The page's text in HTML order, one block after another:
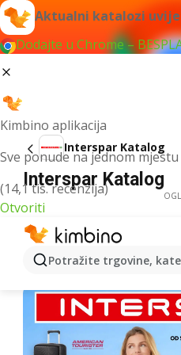
Aktualni katalozi
Dodajte u Chrome –
Kimbino aplikacija
Sve ponude na jednom mjestu
(14,1 tis. recenzija)
Otvoriti
Potražite trgovine,
Interspar Katalog
Interspar Katalog